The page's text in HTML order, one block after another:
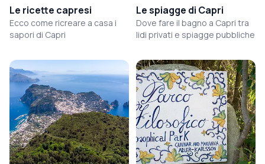
Le ricette capresi
Ecco come ricreare a casa i
sapori di Capri
Le spiagge di Capri
Dove fare il bagno a Capri tra
lidi privati e spiagge pubbliche